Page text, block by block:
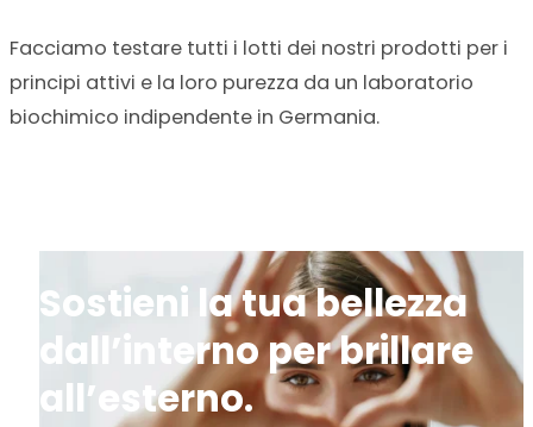
Facciamo testare tutti i lotti dei nostri prodotti per i
principi attivi e la loro purezza da un laboratorio
biochimico indipendente in Germania.
Sostieni la tua bellezza
dall’interno per brillare
all’esterno.